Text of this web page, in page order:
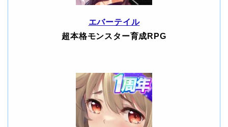
エバーテイル
超本格モンスター育成RPG